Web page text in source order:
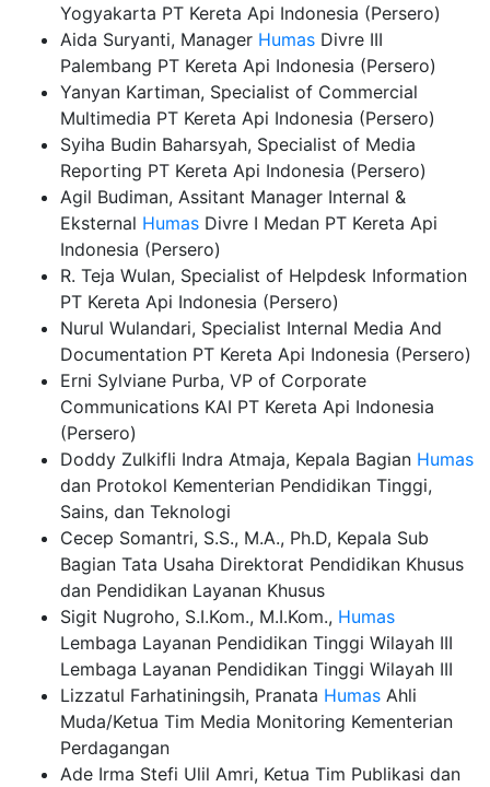
Yogyakarta PT Kereta Api Indonesia (Persero)
Aida Suryanti, Manager Humas Divre III
Palembang PT Kereta Api Indonesia (Persero)
Yanyan Kartiman, Specialist of Commercial
Multimedia PT Kereta Api Indonesia (Persero)
Syiha Budin Baharsyah, Specialist of Media
Reporting PT Kereta Api Indonesia (Persero)
Agil Budiman, Assitant Manager Internal &
Eksternal Humas Divre I Medan PT Kereta Api
Indonesia (Persero)
R. Teja Wulan, Specialist of Helpdesk Information
PT Kereta Api Indonesia (Persero)
Nurul Wulandari, Specialist Internal Media And
Documentation PT Kereta Api Indonesia (Persero)
Erni Sylviane Purba, VP of Corporate
Communications KAI PT Kereta Api Indonesia
(Persero)
Doddy Zulkifli Indra Atmaja, Kepala Bagian Humas
dan Protokol Kementerian Pendidikan Tinggi,
Sains, dan Teknologi
Cecep Somantri, S.S., M.A., Ph.D, Kepala Sub
Bagian Tata Usaha Direktorat Pendidikan Khusus
dan Pendidikan Layanan Khusus
Sigit Nugroho, S.I.Kom., M.I.Kom., Humas
Lembaga Layanan Pendidikan Tinggi Wilayah III
Lembaga Layanan Pendidikan Tinggi Wilayah III
Lizzatul Farhatiningsih, Pranata Humas Ahli
Muda/Ketua Tim Media Monitoring Kementerian
Perdagangan
Ade Irma Stefi Ulil Amri, Ketua Tim Publikasi dan